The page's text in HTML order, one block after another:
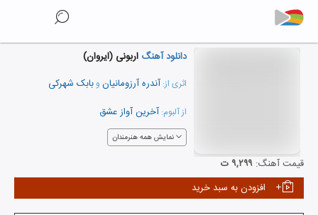
دانلود آهنگ اربونی (ایروان)
اثری از: آندره آرزومانیان و بابک شهرکی
از آلبوم: آخرین آواز عشق
نمایش همه هنرمندان
قیمت آهنگ: ۹,۲۹۹ ت
افزودن به سبد خرید